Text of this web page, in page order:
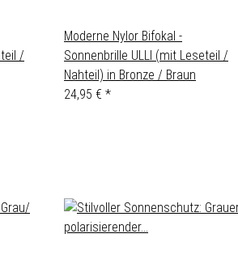
/
Moderne Nylor Bifokal -
Sonnenbrille ULLI (mit Leseteil /
Nahteil) in Bronze / Braun
24,95 € *